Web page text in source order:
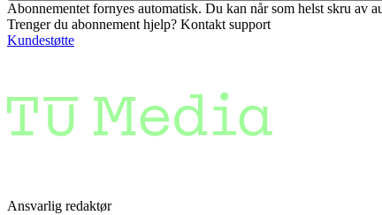
Abonnementet fornyes automatisk. Du kan når som helst skru av
Trenger du abonnement hjelp? Kontakt support
Kundestøtte
Ansvarlig redaktør